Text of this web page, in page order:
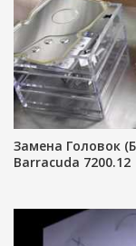
Замена Головок
Barracuda 7200.12